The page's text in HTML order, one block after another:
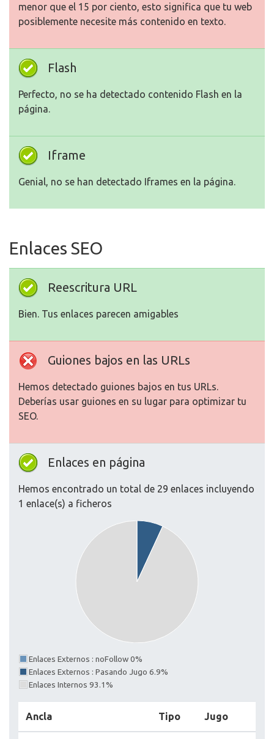
menor que el 15 por ciento, esto significa que tu web
posiblemente necesite más contenido en texto.
Flash
Perfecto, no se ha detectado contenido Flash en la
página.
Iframe
Genial, no se han detectado Iframes en la página.
Enlaces SEO
Reescritura URL
Bien. Tus enlaces parecen amigables
Guiones bajos en las URLs
Hemos detectado guiones bajos en tus URLs.
Deberías usar guiones en su lugar para optimizar tu
SEO.
Enlaces en página
Hemos encontrado un total de 29 enlaces incluyendo
1 enlace(s) a ficheros
Enlaces Externos : noFollow 0%
Enlaces Externos : Pasando Jugo 6.9%
Enlaces Internos 93.1%
Ancla Tipo Jugo